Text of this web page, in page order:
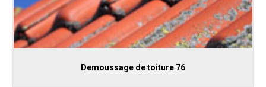
Demoussage de toiture 76